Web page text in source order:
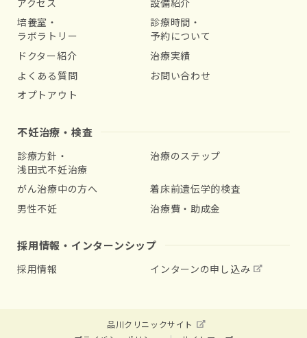
培養室・
ラボラトリー
診療時間・
予約について
ドクター紹介
治療実績
よくある質問
お問い合わせ
オプトアウト
不妊治療・検査
診療方針・
浅田式不妊治療
治療のステップ
がん治療中の方へ
着床前遺伝学的検査
男性不妊
治療費・助成金
採用情報・インターンシップ
採用情報 インターンの申し込み
品川クリニックサイト